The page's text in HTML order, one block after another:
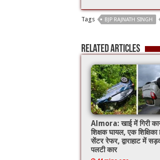
e
b
o
o
k
tt
er
ai
l
Tags BJP RAJNATH SINGH
Related Articles
Almora: खाई में गिरी
शिक्षक घायल, एक शिक्षिका
सेंटर रेफर, द्वाराहाट में
पलटी कार